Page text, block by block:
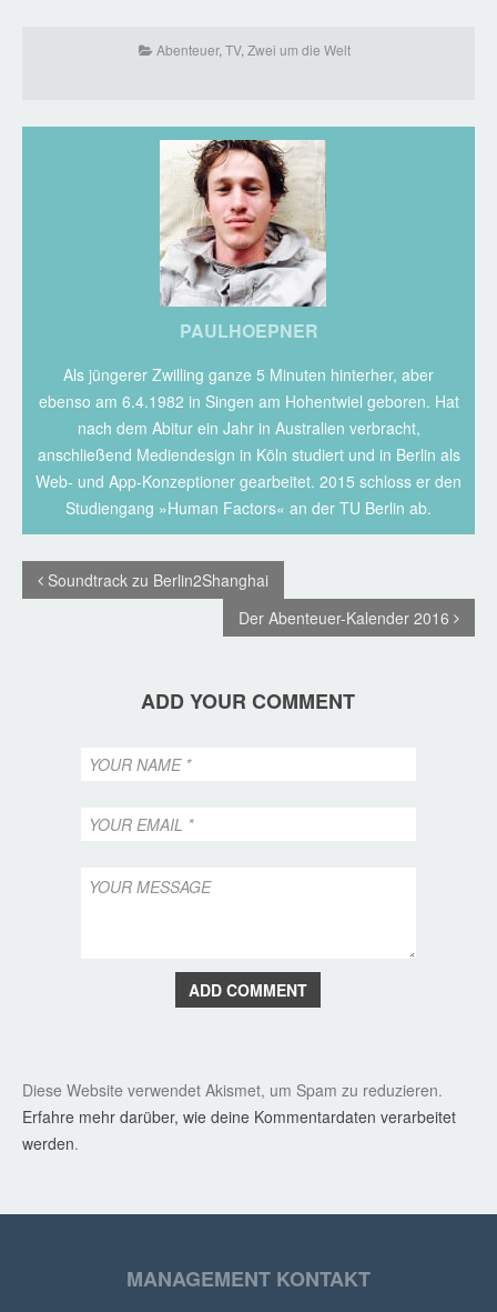
Abenteuer, TV, Zwei um die Welt
PAULHOEPNER
Als jüngerer Zwilling ganze 5 Minuten hinterher, aber
ebenso am 6.4.1982 in Singen am Hohentwiel geboren. Hat
nach dem Abitur ein Jahr in Australien verbracht,
anschließend Mediendesign in Köln studiert und in Berlin als
Web- und App-Konzeptioner gearbeitet. 2015 schloss er den
Studiengang »Human Factors« an der TU Berlin ab.
Soundtrack zu Berlin2Shanghai
Der Abenteuer-Kalender 2016
ADD YOUR COMMENT
ADD COMMENT
Diese Website verwendet Akismet, um Spam zu reduzieren.
Erfahre mehr darüber, wie deine Kommentardaten verarbeitet
werden.
MANAGEMENT KONTAKT